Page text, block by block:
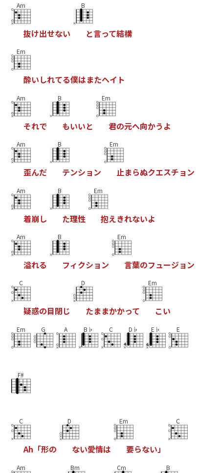
Am
抜け出せない
B
と言って結構
Em
酔いしれてる僕はまたヘイ ト
Am
それで
B
もいいと
Em
君の元へ向かう よ
Am
歪んだ
B
テンショ ン
Em
止まらぬクエスチョ ン
Am
着崩し
B
た理性
Em
抱えきれないよ
Am
溢れる
B
フィクショ ン
Em
言葉のフュージョ ン
C
疑惑の目閉じ
D
たままかかって
Em
こい
Em G A B♭ C D♭ E♭ E
F#
C
Ah 「形の
D
ない愛情は
Em
要らない」
C
Am Bm Cm B